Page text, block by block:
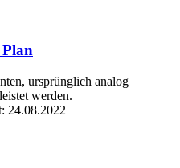
Plan
ursprünglich analog
werden.
24.08.2022